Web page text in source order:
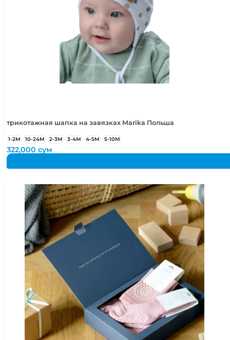
трикотажная шапка на завязках Marika Польша
1-2М 10-24М 2-3М 3-4М 4-5М 5-10М
322,000сум